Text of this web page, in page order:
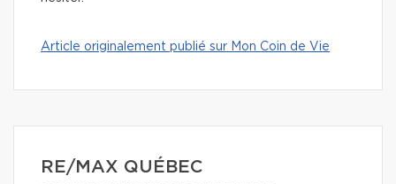
Article originalement publié sur Mon Coin de Vie
RE/MAX QUÉBEC